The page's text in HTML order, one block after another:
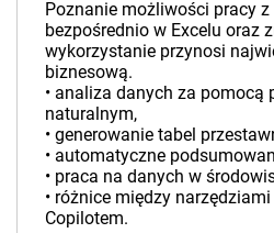
Poznanie możliwości pracy z
bezpośrednio w Excelu oraz
wykorzystanie przynosi
biznesową.
• analiza danych za pomocą
naturalnym,
• generowanie tabel
• automatyczne
• praca na danych w
• różnice między
Copilotem.